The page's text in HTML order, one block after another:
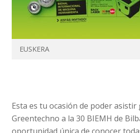
EUSKERA
Esta es tu ocasión de poder asistir
Greentechno a la 30 BIEMH de